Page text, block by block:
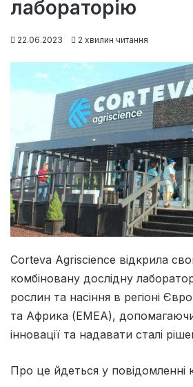
лабораторію
22.06.2023 2 хвилин читання
Corteva Agriscience відкрила
комбіновану дослідну
рослин та насіння в регіоні
та Африка (ЕМЕА),
інновації та надавати сталі
Про це йдеться у повідомленні